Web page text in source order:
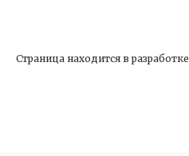
Страница находится в разработке